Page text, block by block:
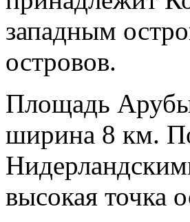
западным
островов.
Площадь
ширина 8 км.
высокая точка